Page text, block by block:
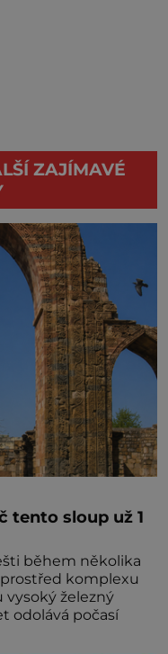
ZAJÍMAVÉ
tento sloup už 1
během několika
komplexu
železný
odolává počasí